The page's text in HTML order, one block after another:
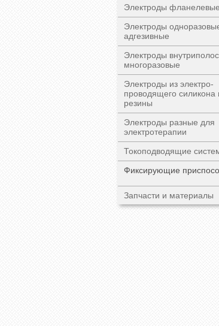
Электроды фланелевые
Электроды
адгезивные
Электроды
многоразовые
Электроды из электро-
проводящего силикона
резины
Электроды разные для
электротерапии
Токоподводящие
Фиксирующие
Запчасти и материалы